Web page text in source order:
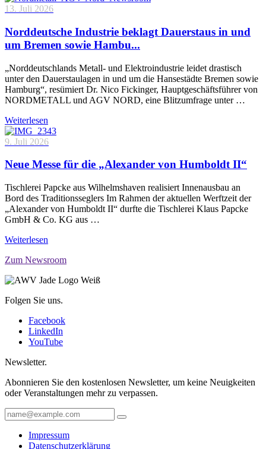
13. Juli 2026
Norddeutsche Industrie beklagt Dauerstaus in und
um Bremen sowie Hambu...
„Norddeutschlands Metall- und Elektroindustrie leidet drastisch
unter den Dauerstaulagen in und um die Hansestädte Bremen sowie
Hamburg“, resümiert Dr. Nico Fickinger, Hauptgeschäftsführer von
NORDMETALL und AGV NORD, eine Blitzumfrage unter …
Weiterlesen
9. Juli 2026
Neue Messe für die „Alexander von Humboldt II“
Tischlerei Papcke aus Wilhelmshaven realisiert Innenausbau an
Bord des Traditionsseglers Im Rahmen der aktuellen Werftzeit der
„Alexander von Humboldt II“ durfte die Tischlerei Klaus Papcke
GmbH & Co. KG aus …
Weiterlesen
Zum Newsroom
Folgen Sie uns.
Facebook
LinkedIn
YouTube
Newsletter.
Abonnieren Sie den kostenlosen Newsletter, um keine Neuigkeiten
oder Veranstaltungen mehr zu verpassen.
Impressum
Datenschutzerklärung